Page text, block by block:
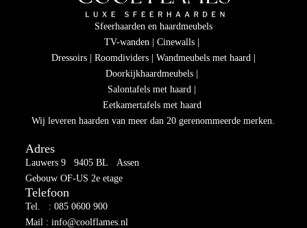
Sfeerhaarden en haardmeubels
TV-wanden | Cinewalls |
Dressoirs | Roomdividers | Wandmeubels met haard |
Doorkijkhaardmeubels |
Salontafels met haard |
Eetkamertafels met haard
Wij leveren haarden van meer dan 20 gerenommeerde merken.
Adres
Lauwers 9 9405 BL Assen
Gebouw OF-US 2e etage
Telefoon
Tel. : 085 0600 900
Mail : info@coolflames.nl